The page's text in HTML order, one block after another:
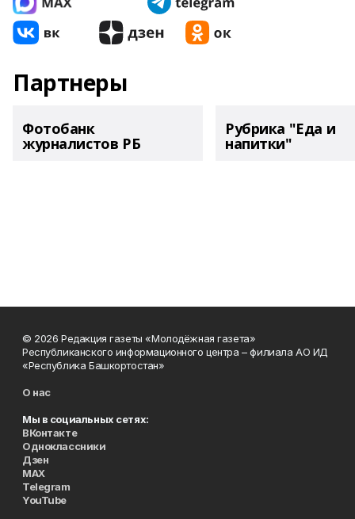
Партнеры
Фотобанк
журналистов РБ
Рубрика "Еда и
напитки"
© 2026 Редакция газеты «Молодёжная газета»
Республиканского информационного центра – филиала АО ИД
«Республика Башкортостан»
О нас
Мы в социальных сетях:
ВКонтакте
Одноклассники
Дзен
MAX
Telegram
YouTube